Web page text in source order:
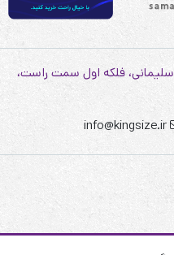
فلکه اول سمت راست،
info@kingsize.ir